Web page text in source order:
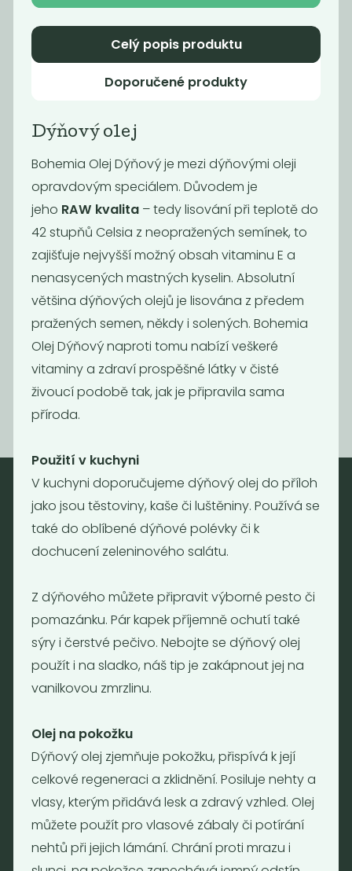
Jablečný ocet
červený 6%
Vinný ocet bílý
65Kč/ Kg
Ocet lihový 10%
55Kč/ Kg
Nebaleno
Nebaleno s.r.o.
Jaromírova 495/16
Praha 2 - Nusle
128 00
Tel.: (+420) 723 736 413
Email:info@nebaleno.eu
Otevírací doba
Pondělí - Pátek 12:00 - 19:30
Sobota 10:00 - 16:00
Provozní informace
Celý popis produktu
Doporučené produkty
Dýňový olej
Bohemia Olej Dýňový je mezi dýňovými oleji
opravdovým speciálem. Důvodem je
jeho RAW kvalita – tedy lisování při teplotě do
42 stupňů Celsia z neopražených semínek, to
zajišťuje nejvyšší možný obsah vitaminu E a
nenasycených mastných kyselin. Absolutní
většina dýňových olejů je lisována z předem
pražených semen, někdy i solených. Bohemia
Olej Dýňový naproti tomu nabízí veškeré
vitaminy a zdraví prospěšné látky v čisté
živoucí podobě tak, jak je připravila sama
příroda.
Použití v kuchyni
V kuchyni doporučujeme dýňový olej do příloh
jako jsou těstoviny, kaše či luštěniny. Používá se
také do oblíbené dýňové polévky či k
dochucení zeleninového salátu.
Z dýňového můžete připravit výborné pesto či
pomazánku. Pár kapek příjemně ochutí také
sýry i čerstvé pečivo. Nebojte se dýňový olej
použít i na sladko, náš tip je zakápnout jej na
vanilkovou zmrzlinu.
Olej na pokožku
Dýňový olej zjemňuje pokožku, přispívá k její
celkové regeneraci a zklidnění. Posiluje nehty a
vlasy, kterým přidává lesk a zdravý vzhled. Olej
můžete použít pro vlasové zábaly či potírání
nehtů při jejich lámání. Chrání proti mrazu i